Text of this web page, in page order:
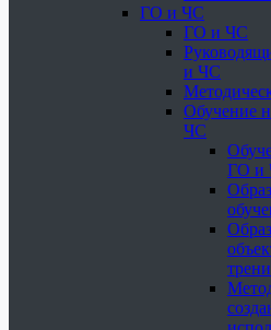
ГО и ЧС
ГО и ЧС
и ЧС
Обучение
ЧС
ГО и